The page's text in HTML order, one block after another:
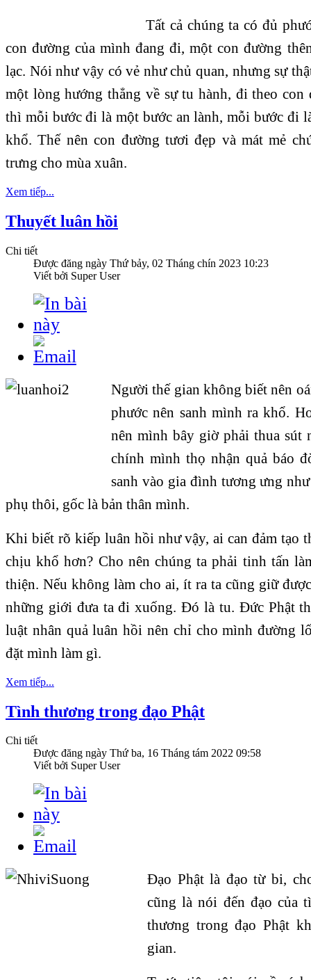
Tất cả chúng ta có đủ
con đường của mình đang đi, một con đường
lạc. Nói như vậy có vẻ như chủ quan, nhưng sự
một lòng hướng thẳng về sự tu hành, đi theo con
thì mỗi bước đi là một bước an lành, mỗi bước đi
khổ. Thế nên con đường tươi đẹp và mát mẻ
trưng cho mùa xuân.
Xem tiếp...
Thuyết luân hồi
Chi tiết
Được đăng ngày Thứ bảy, 02 Tháng chín 2023 10:23
Viết bởi Super User
Người thế gian không biết nên
phước nên sanh mình ra khổ.
nên mình bây giờ phải thua sút
chính mình thọ nhận quả báo
sanh vào gia đình tương ưng
phụ thôi, gốc là bản thân mình.
Khi biết rõ kiếp luân hồi như vậy, ai can đảm tạo
chịu khổ hơn? Cho nên chúng ta phải tinh tấn
thiện. Nếu không làm cho ai, ít ra ta cũng giữ
những giới đưa ta đi xuống. Đó là tu. Đức Phật
luật nhân quả luân hồi nên chỉ cho mình đường
đặt mình làm gì.
Xem tiếp...
Tình thương trong đạo Phật
Chi tiết
Được đăng ngày Thứ ba, 16 Tháng tám 2022 09:58
Viết bởi Super User
Đạo Phật là đạo từ bi,
cũng là nói đến đạo của
thương trong đạo Phật
gian.